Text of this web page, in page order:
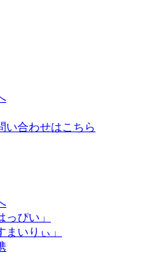
い合わせはこちら
ぴい」
いりぃ」